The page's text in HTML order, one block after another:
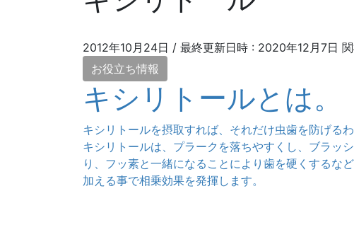
2012年10月24日 / 最終更新日時 : 2020年12月7日
お役立ち情報
キシリトールとは。
キシリトールを摂取すれば、それだけ虫歯を防げるわ
キシリトールは、プラークを落ちやすくし、ブラッ
り、フッ素と一緒になることにより歯を硬くするな
加える事で相乗効果を発揮します。